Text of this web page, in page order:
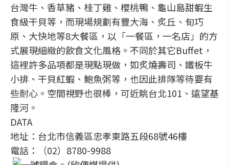
台灣牛、香草豬、桂丁雞、櫻桃鴨、龜山島甜蝦生
食級干貝等，而現場規劃有豐大海、炙丘、旬巧
原、大快地等8大餐區，以「一餐區，一名店」的方
式展現細緻的飲食文化風格。不同於其它Buffet，
這裡許多品項都是現點現做，如炙燒壽司、鐵板牛
小排、干貝紅蝦、鮑魚粥等，也因此排隊等待要有
些耐心。空間視野也很棒，可近眺台北101、遠望基
隆河。
DATA
地址：台北市信義區忠孝東路五段68號46樓
電話：（02）8780-9988